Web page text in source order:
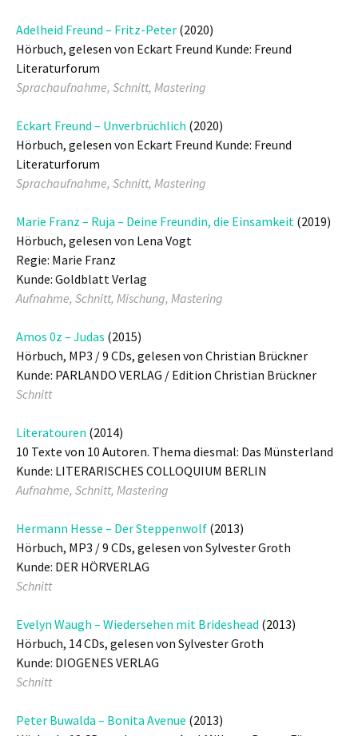
Adelheid Freund – Fritz-Peter (2020)
Hörbuch, gelesen von Eckart Freund Kunde: Freund
Literaturforum
Sprachaufnahme, Schnitt, Mastering
Eckart Freund – Unverbrüchlich (2020)
Hörbuch, gelesen von Eckart Freund Kunde: Freund
Literaturforum
Sprachaufnahme, Schnitt, Mastering
Marie Franz – Ruja – Deine Freundin, die Einsamkeit (2019)
Hörbuch, gelesen von Lena Vogt
Regie: Marie Franz
Kunde: Goldblatt Verlag
Aufnahme, Schnitt, Mischung, Mastering
Amos 0z – Judas (2015)
Hörbuch, MP3 / 9 CDs, gelesen von Christian Brückner
Kunde: PARLANDO VERLAG / Edition Christian Brückner
Schnitt
Literatouren (2014)
10 Texte von 10 Autoren. Thema diesmal: Das Münsterland
Kunde: LITERARISCHES COLLOQUIUM BERLIN
Aufnahme, Schnitt, Mastering
Hermann Hesse – Der Steppenwolf (2013)
Hörbuch, MP3 / 9 CDs, gelesen von Sylvester Groth
Kunde: DER HÖRVERLAG
Schnitt
Evelyn Waugh – Wiedersehen mit Brideshead (2013)
Hörbuch, 14 CDs, gelesen von Sylvester Groth
Kunde: DIOGENES VERLAG
Schnitt
Peter Buwalda – Bonita Avenue (2013)